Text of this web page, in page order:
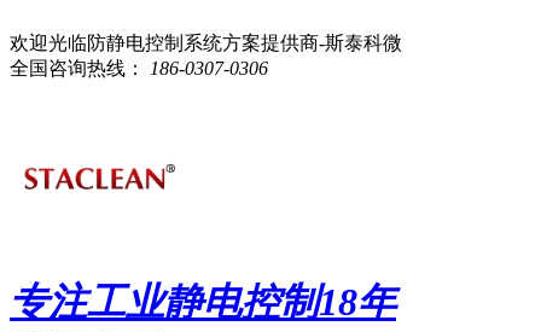
欢迎光临防静电控制系统方案提供商-斯泰科微
全国咨询热线：
186-0307-0306
专注工业静电控制18年